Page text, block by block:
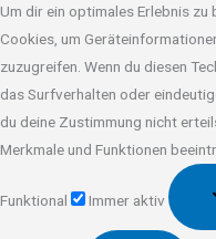
Um dir ein optimales Erlebnis zu
Cookies, um
zuzugreifen. Wenn du diesen
das Surfverhalten oder
du deine Zustimmung nicht
Merkmale und Funktionen
Funktional
Immer aktiv